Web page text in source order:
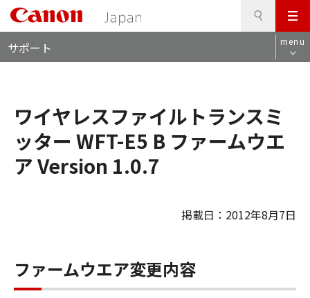
メ
ニ
ュ
サポート menu
ワイヤレスファイルトランスミ
ッター WFT-E5 B ファームウエ
ア Version 1.0.7
掲載日：2012年8月7日
ファームウエア変更内容